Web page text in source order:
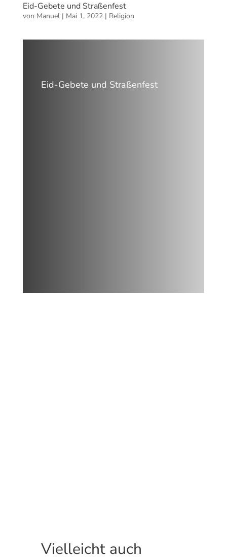
Eid-Gebete und Straßenfest
von Manuel| Mai 1, 2022| Religion
Eid-Gebete und Straßenfest
Vielleicht auch